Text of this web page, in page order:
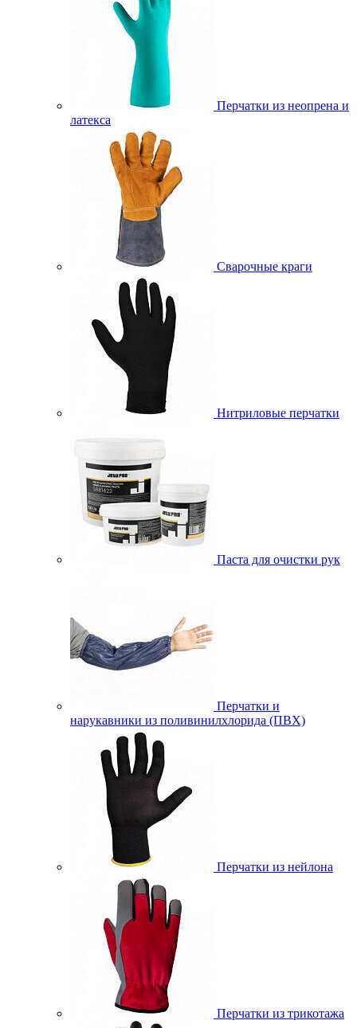
Перчатки из неопрена и
латекса
Сварочные краги
Нитриловые перчатки
Паста для очистки рук
Перчатки и
нарукавники из поливинилхлорида (ПВХ)
Перчатки из нейлона
Перчатки из трикотажа